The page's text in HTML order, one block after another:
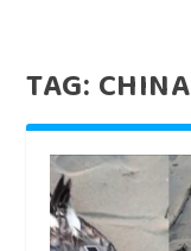
TAG: CHINA